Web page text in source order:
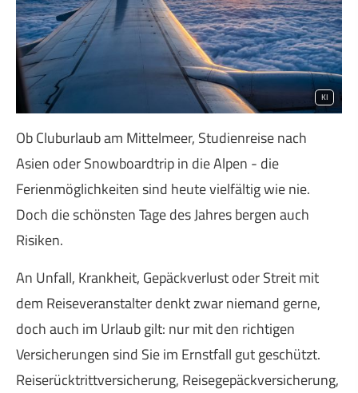
KI
Ob Cluburlaub am Mittelmeer, Studienreise nach
Asien oder Snowboardtrip in die Alpen - die
Ferienmöglichkeiten sind heute vielfältig wie nie.
Doch die schönsten Tage des Jahres bergen auch
Risiken.
An Unfall, Krankheit, Gepäckverlust oder Streit mit
dem Reiseveranstalter denkt zwar niemand gerne,
doch auch im Urlaub gilt: nur mit den richtigen
Versicherungen sind Sie im Ernstfall gut geschützt.
Reiserücktrittversicherung, Reisegepäckversicherung,